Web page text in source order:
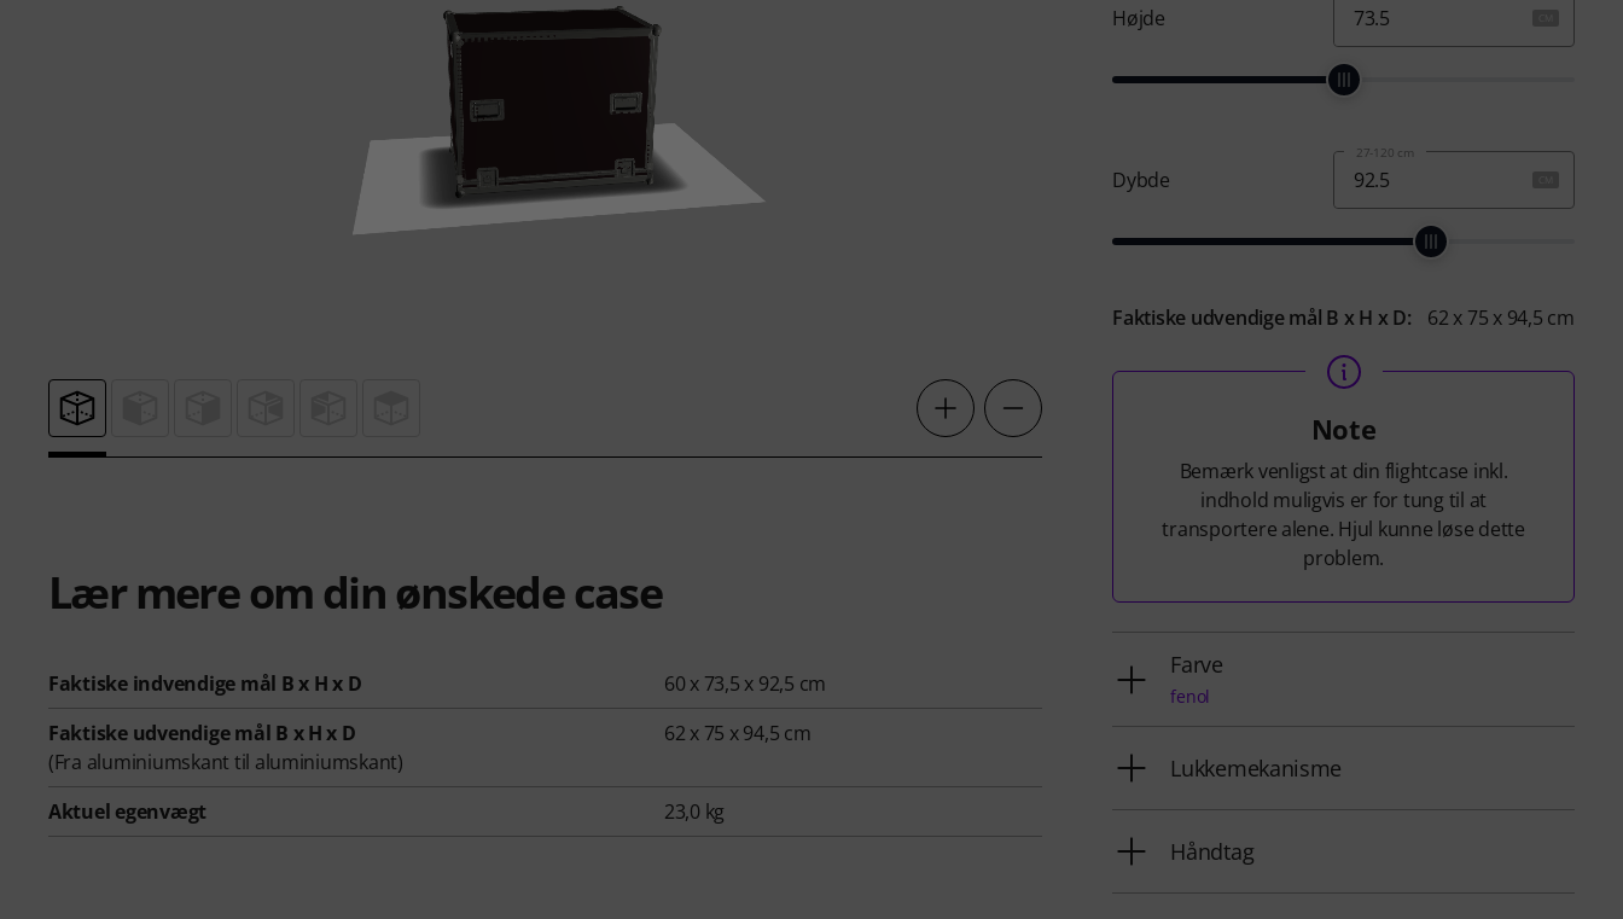
Lær mere om din ønskede case
Faktiske indvendige mål B x H x D 60 x 73,5 x 92,5 cm
Faktiske udvendige mål B x H x D
(Fra aluminiumskant til aluminiumskant)
62 x 75 x 94,5 cm
Aktuel egenvægt 23,0 kg
Højde
Dybde
27-120 cm
Faktiske udvendige mål B x H x D: 62x 75x 94,5 cm
Note
Bemærk venligst at din flightcase inkl.
indhold muligvis er for tung til at
transportere alene. Hjul kunne løse dette
problem.
Farve
fenol
Lukkemekanisme
Håndtag